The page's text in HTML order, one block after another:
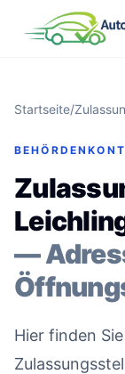
Startseite/
—
Hier finden